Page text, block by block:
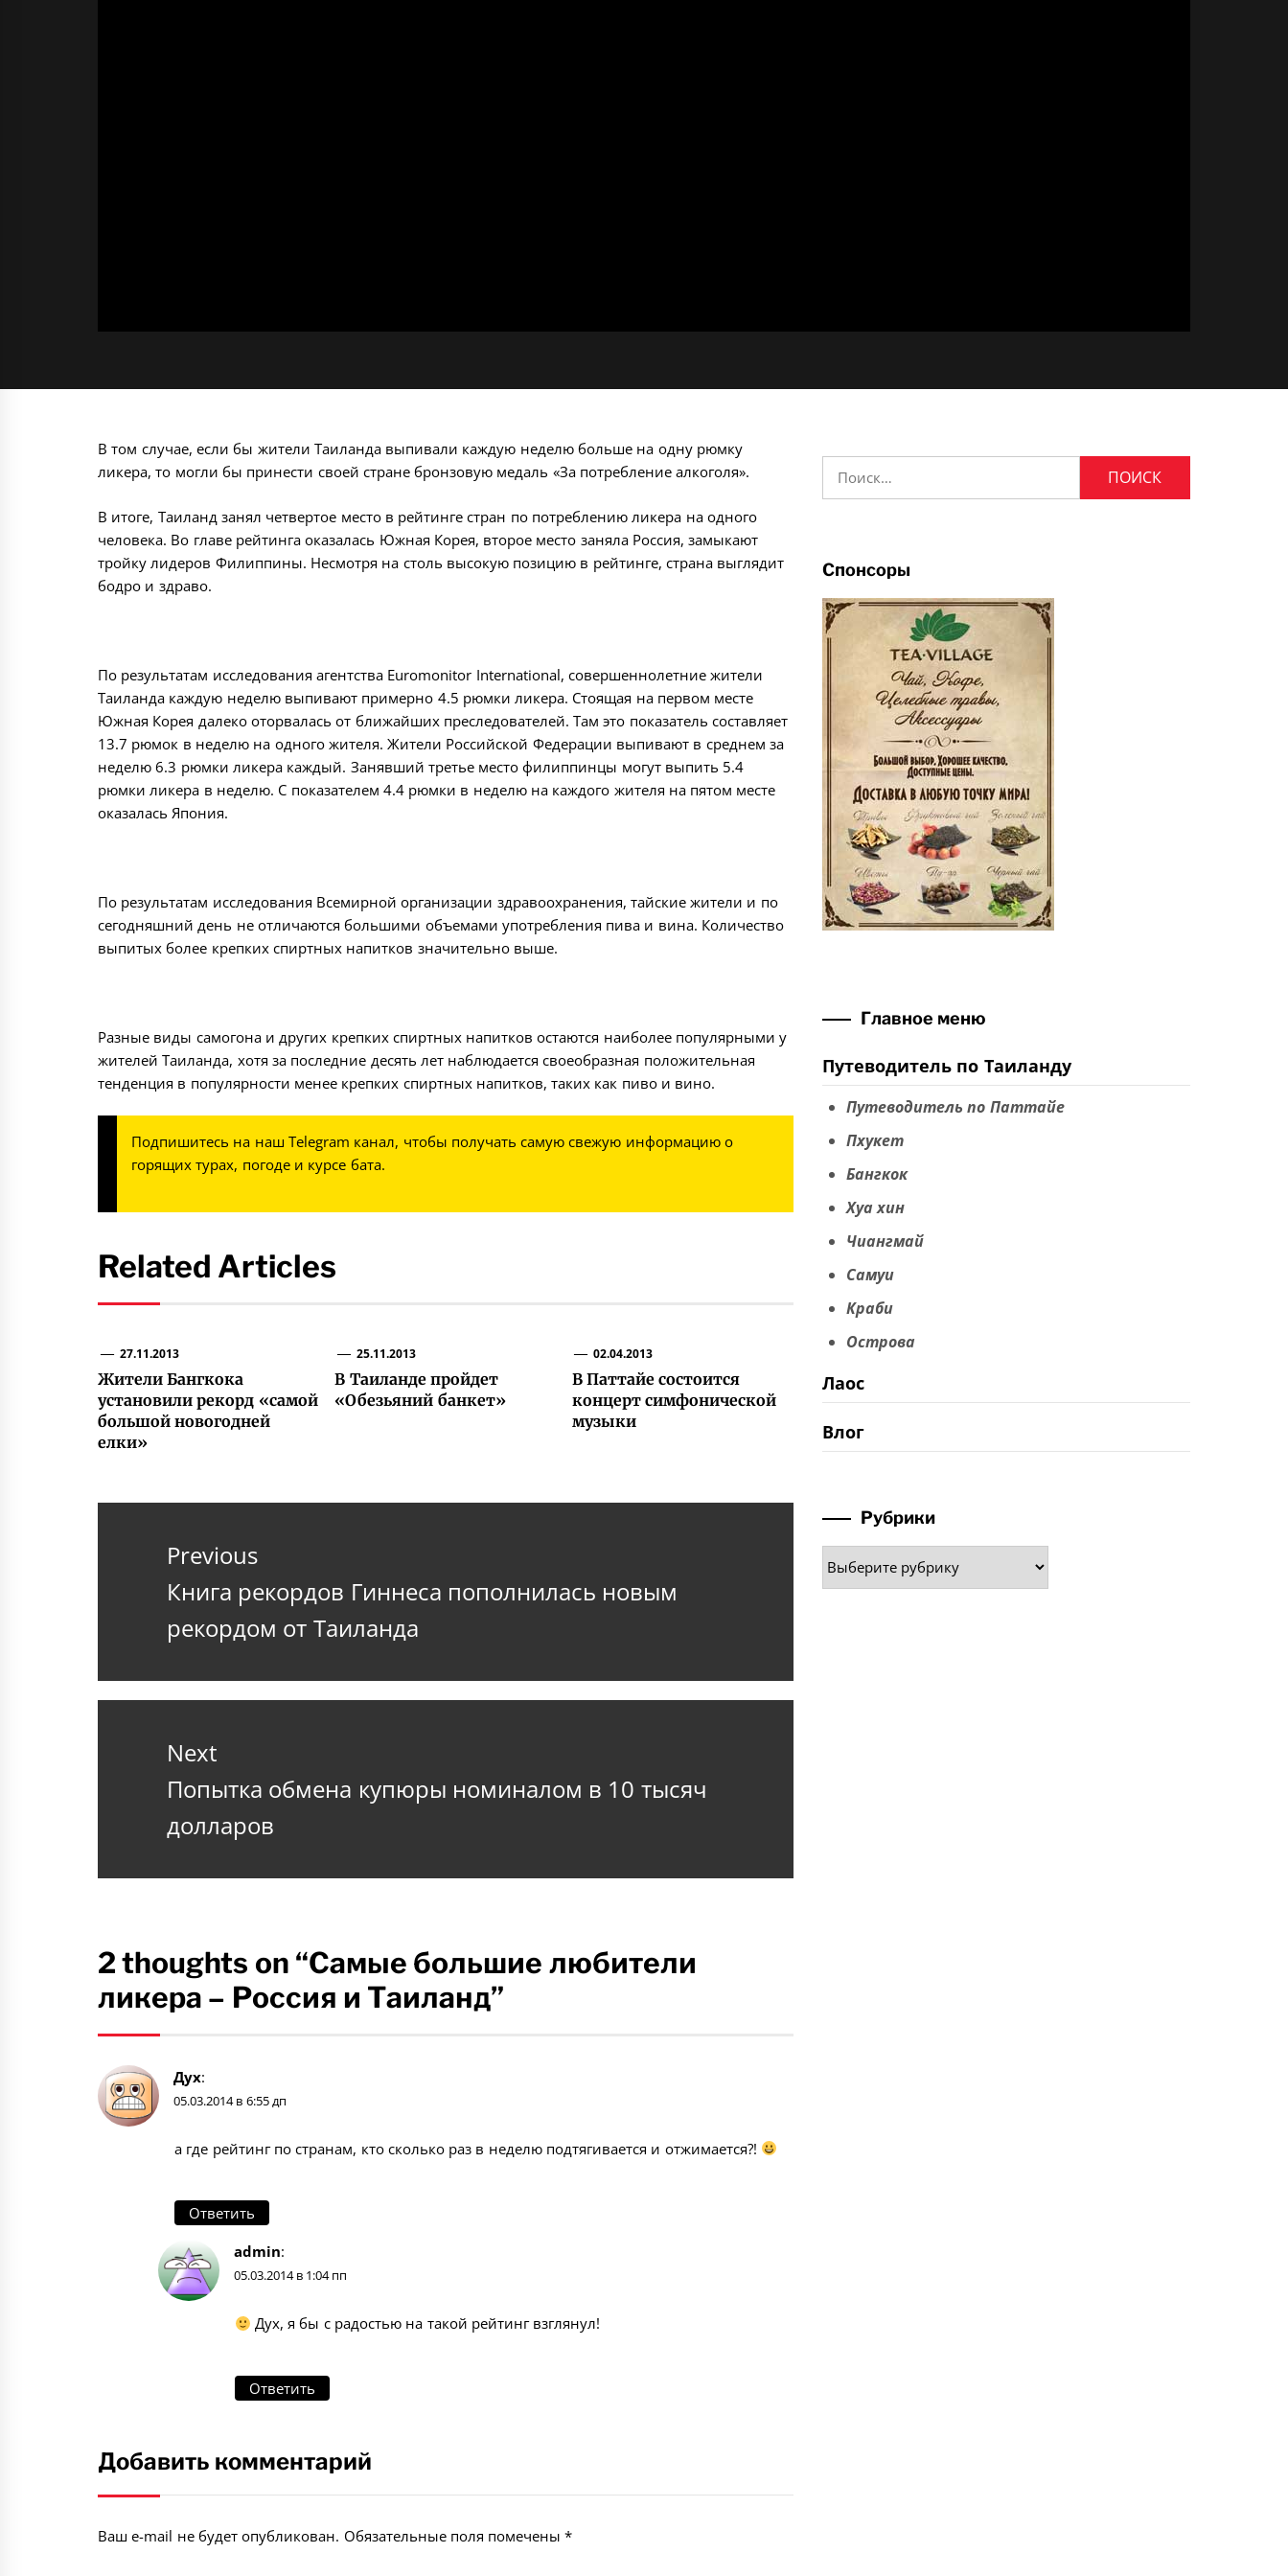
В том случае, если бы жители Таиланда выпивали каждую неделю больше на одну рюмку
ликера, то могли бы принести своей стране бронзовую медаль «За потребление алкоголя».
В итоге, Таиланд занял четвертое место в рейтинге стран по потреблению ликера на одного
человека. Во главе рейтинга оказалась Южная Корея, второе место заняла Россия, замыкают
тройку лидеров Филиппины. Несмотря на столь высокую позицию в рейтинге, страна выглядит
бодро и здраво.
По результатам исследования агентства Euromonitor International, совершеннолетние жители
Таиланда каждую неделю выпивают примерно 4.5 рюмки ликера. Стоящая на первом месте
Южная Корея далеко оторвалась от ближайших преследователей. Там это показатель составляет
13.7 рюмок в неделю на одного жителя. Жители Российской Федерации выпивают в среднем за
неделю 6.3 рюмки ликера каждый. Занявший третье место филиппинцы могут выпить 5.4
рюмки ликера в неделю. С показателем 4.4 рюмки в неделю на каждого жителя на пятом месте
оказалась Япония.
По результатам исследования Всемирной организации здравоохранения, тайские жители и по
сегодняшний день не отличаются большими объемами употребления пива и вина. Количество
выпитых более крепких спиртных напитков значительно выше.
Разные виды самогона и других крепких спиртных напитков остаются наиболее популярными у
жителей Таиланда, хотя за последние десять лет наблюдается своеобразная положительная
тенденция в популярности менее крепких спиртных напитков, таких как пиво и вино.
Подпишитесь на наш Telegram канал, чтобы получать самую свежую информацию о
горящих турах, погоде и курсе бата.
Related Articles
27.11.2013
Жители Бангкока
установили рекорд «самой
большой новогодней
елки»
25.11.2013
В Таиланде пройдет
«Обезьяний банкет»
02.04.2013
В Паттайе состоится
концерт симфонической
музыки
Навигация
записям
Previous
Previous
post:
Книга рекордов Гиннеса пополнилась новым
рекордом от Таиланда
Next
Next
post:
Попытка обмена купюры номиналом в 10 тысяч
долларов
2 thoughts on “Самые большие любители
ликера – Россия и Таиланд”
Дух:
05.03.2014 в 6:55 дп
а где рейтинг по странам, кто сколько раз в неделю подтягивается и отжимается?!
Ответить
admin:
05.03.2014 в 1:04 пп
Дух, я бы с радостью на такой рейтинг взглянул!
Ответить
Добавить комментарий
Ваш e-mail не будет опубликован. Обязательные поля помечены*
Найти:
Спонсоры
Главное меню
Путеводитель по Таиланду
Путеводитель по Паттайе
Пхукет
Бангкок
Хуа хин
Чиангмай
Самуи
Краби
Острова
Лаос
Влог
Рубрики
Рубрики